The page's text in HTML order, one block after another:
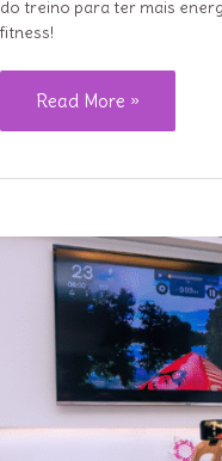
do treino para ter mais
fitness!
Lanches
rápidos
que
comer
antes
depois?
Read More »